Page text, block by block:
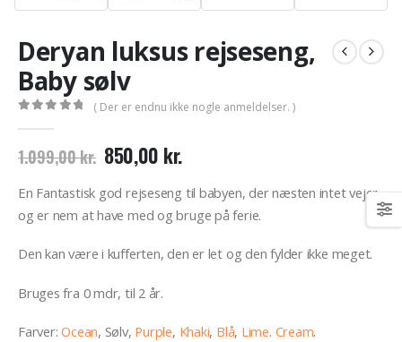
Deryan luksus rejseseng,
Baby sølv
( Der er endnu ikke nogle anmeldelser. )
1.099,00kr. Den
oprindelige
pris
var:
1.099,00 kr..
850,00 kr.Den
aktuelle
pris
er:
850,00 kr..
En Fantastisk god rejseseng til babyen, der næsten intet vejer
og er nem at have med og bruge på ferie.
Den kan være i kufferten, den er let og den fylder ikke meget.
Bruges fra 0 mdr, til 2 år.
Farver:Ocean, Sølv, Purple, Khaki, Blå, Lime. Cream.